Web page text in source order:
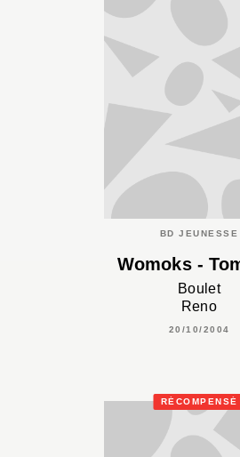
BD JEUNESSE
Womoks -
Boulet
Reno
20/10/2004
RÉCOMPENSÉ